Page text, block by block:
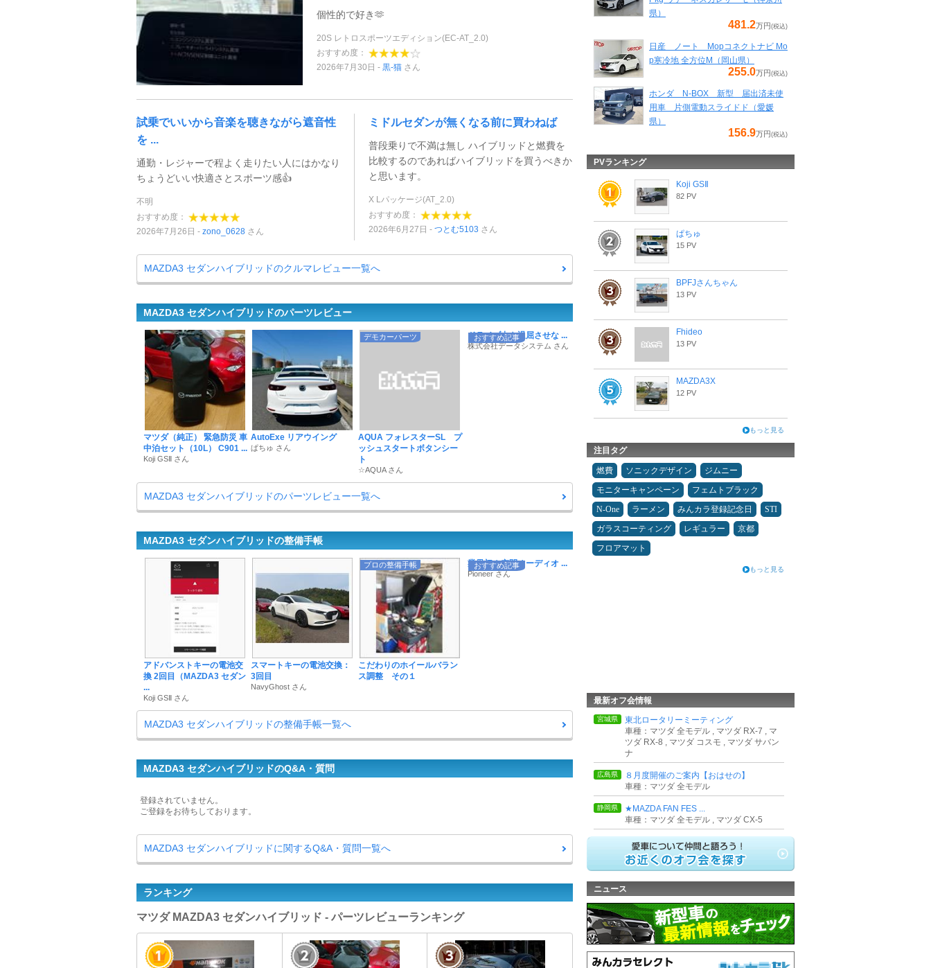
個性的で好き🫶
20S レトロスポーツエディション(EC-AT_2.0)
おすすめ度：
2026年7月30日
黒‐猫 さん
試乗でいいから音楽を聴きながら遮音性
を ...
通勤・レジャーで程よく走りたい人にはかなり
ちょうどいい快適さとスポーツ感👍
不明
おすすめ度：
2026年7月26日
zono_0628 さん
ミドルセダンが無くなる前に買わねば
普段乗りで不満は無し ハイブリッドと燃費を
比較するのであればハイブリッドを買うべきか
と思います。
X Lパッケージ(AT_2.0)
おすすめ度：
2026年6月27日
つとむ5103 さん
MAZDA3 セダンハイブリッドのクルマレビュー一覧へ
MAZDA3 セダンハイブリッドのパーツレビュー
マツダ（純正） 緊急防災 車
中泊セット（10L） C901 ...
Koji GSⅡ さん
AutoExe リアウイング
ぱちゅ さん
デモカーパーツ
AQUA フォレスターSL プ
ッシュスタートボタンシー
ト
☆AQUA さん
おすすめ記事
ドライブ中も退屈させな ...
株式会社データシステム さん
MAZDA3 セダンハイブリッドのパーツレビュー一覧へ
MAZDA3 セダンハイブリッドの整備手帳
アドバンストキーの電池交
換 2回目（MAZDA3 セダン
...
Koji GSⅡ さん
スマートキーの電池交換：
3回目
NavyGhost さん
プロの整備手帳
こだわりのホイールバラン
ス調整 その１
おすすめ記事
業界初！空間オーディオ ...
Pioneer さん
MAZDA3 セダンハイブリッドの整備手帳一覧へ
MAZDA3 セダンハイブリッドのQ&A・質問
登録されていません。
ご登録をお待ちしております。
MAZDA3 セダンハイブリッドに関するQ&A・質問一覧へ
ランキング
マツダ MAZDA3 セダンハイブリッド - パーツレビューランキング
県）
481.2万円 (税込)
日産 ノート Mopコネクトナビ Mo
p寒冷地 全方位M（岡山県）
255.0万円 (税込)
ホンダ N-BOX 新型 届出済未使
用車 片側電動スライドド（愛媛
県）
156.9万円 (税込)
PVランキング
Koji GSⅡ
82 PV
ぱちゅ
15 PV
BPFJさんちゃん
13 PV
Fhideo
13 PV
MAZDA3X
12 PV
もっと見る
注目タグ
燃費 ソニックデザイン
ジムニー
モニターキャンペーン
フェムトブラック
N-One
ラーメン みんカラ登録記念日
STI
ガラスコーティング
レギュラー
京都
フロアマット
もっと見る
最新オフ会情報
宮城県
東北ロータリーミーティング
車種：マツダ 全モデル , マツダ RX-7 , マ
ツダ RX-8 , マツダ コスモ , マツダ サバン
ナ
広島県
８月度開催のご案内【おはせの】
車種：マツダ 全モデル
静岡県
★MAZDA FAN FES ...
車種：マツダ 全モデル , マツダ CX-5
ニュース